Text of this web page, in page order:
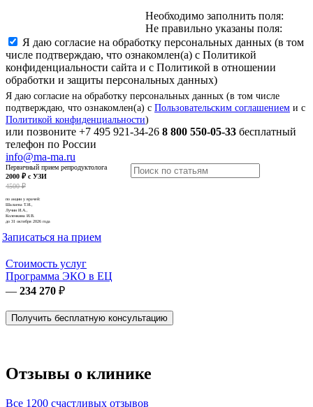
Необходимо заполнить поля:
Не правильно указаны поля:
Я даю согласие на обработку персональных данных (в том
числе подтверждаю, что ознакомлен(а) с Политикой
конфиденциальности сайта и с Политикой в отношении
обработки и защиты персональных данных)
Я даю согласие на обработку персональных данных (в том числе
подтверждаю, что ознакомлен(а) с Пользовательским соглашением и с
Политикой конфиденциальности)
или позвоните +7 495 921-34-26 8 800 550-05-33 бесплатный
телефон по России
info@ma-ma.ru
Первичный прием репродуктолога
2000 ₽ с УЗИ
4500 ₽
по акции у врачей:
Шалаева Т.И.,
Лучин И.А.,
Коленкина И.В.
до 31 октября 2026 года
Записаться на прием
Стоимость услуг
Программа ЭКО в ЕЦ
— 234 270 ₽
Получить бесплатную консультацию
Отзывы о клинике
Все 1200 счастливых отзывов